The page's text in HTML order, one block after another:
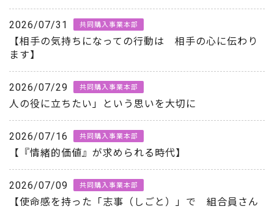
2026/07/31 共同購入事業本部
【相手の気持ちになっての行動は 相手の心に伝わり
ます】
2026/07/29 共同購入事業本部
人の役に立ちたい」という思いを大切に
2026/07/16 共同購入事業本部
【『情緒的価値』が求められる時代】
2026/07/09 共同購入事業本部
【使命感を持った「志事（しごと）」で 組合員さん